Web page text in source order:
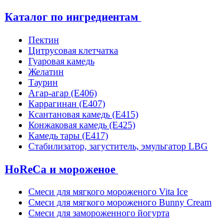
Каталог по ингредиентам
Пектин
Цитрусовая клетчатка
Гуаровая камедь
Желатин
Таурин
Агар-агар (Е406)
Каррагинан (Е407)
Ксантановая камедь (Е415)
Конжаковая камедь (Е425)
Камедь тары (Е417)
Стабилизатор, загуститель, эмульгатор LBG
HoReCa и мороженое
Смеси для мягкого мороженого Vita Ice
Смеси для мягкого мороженого Bunny Cream
Смеси для замороженного йогурта